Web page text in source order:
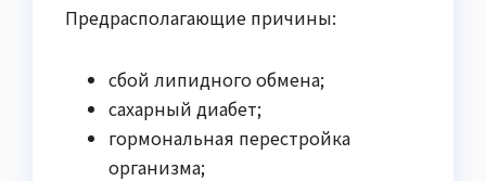
Предрасполагающие причины:
сбой липидного обмена;
сахарный диабет;
гормональная перестройка
организма;